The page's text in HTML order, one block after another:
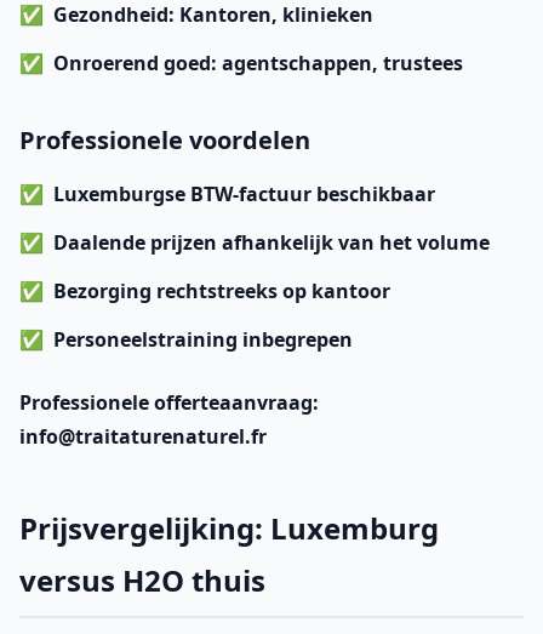
Gezondheid: Kantoren, klinieken
Onroerend goed: agentschappen, trustees
Professionele voordelen
Luxemburgse BTW-factuur beschikbaar
Daalende prijzen afhankelijk van het volume
Bezorging rechtstreeks op kantoor
Personeelstraining inbegrepen
Professionele offerteaanvraag:
info@traitaturenaturel.fr
Prijsvergelijking: Luxemburg
versus H2O thuis